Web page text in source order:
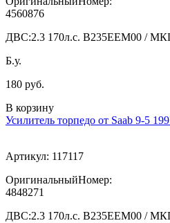
4560876
ДВС:2.3 170л.с. В235ЕЕМ00 /
Б.у.
180 руб.
В корзину
Усилитель торпедо от Saab 9-5
Артикул: 117117
ОригинальныйНомер:
4848271
ДВС:2.3 170л.с. В235ЕЕМ00 /